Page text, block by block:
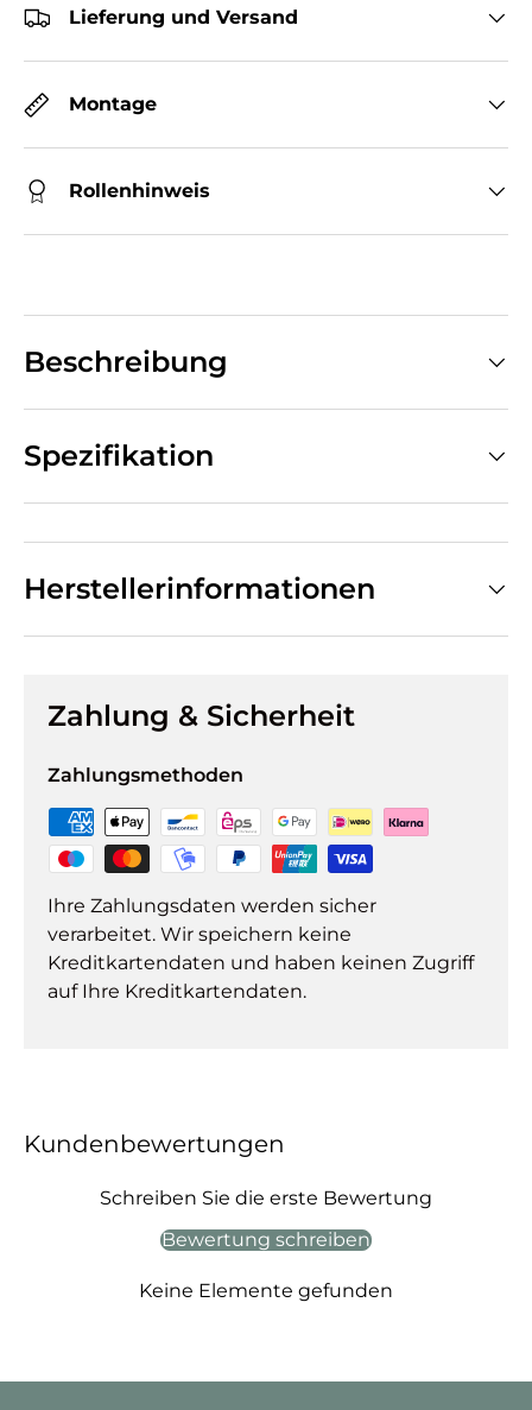
Lieferung und Versand
Montage
Rollenhinweis
Beschreibung
Spezifikation
Herstellerinformationen
Zahlung & Sicherheit
Zahlungsmethoden
Ihre Zahlungsdaten werden sicher
verarbeitet. Wir speichern keine
Kreditkartendaten und haben keinen Zugriff
auf Ihre Kreditkartendaten.
Kundenbewertungen
Schreiben Sie die erste Bewertung
Bewertung schreiben
Keine Elemente gefunden